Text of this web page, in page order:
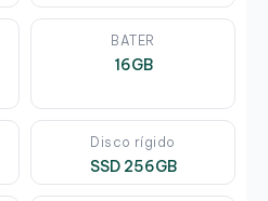
BATER
16GB
Disco rígido
SSD 256GB